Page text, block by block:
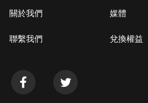
關於我們
聯繫我們
媒體
兌換權益